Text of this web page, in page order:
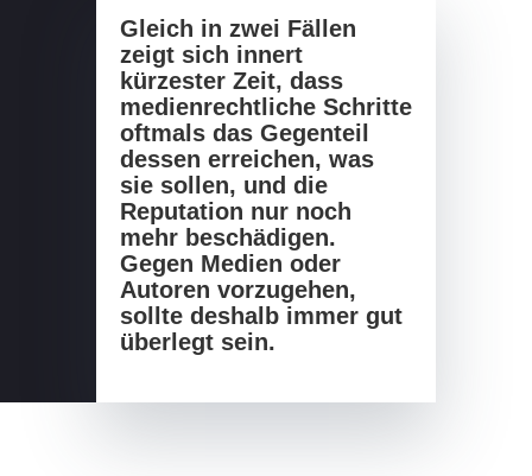
Gleich in zwei Fällen
zeigt sich innert
kürzester Zeit, dass
medienrechtliche Schritte
oftmals das Gegenteil
dessen erreichen, was
sie sollen, und die
Reputation nur noch
mehr beschädigen.
Gegen Medien oder
Autoren vorzugehen,
sollte deshalb immer gut
überlegt sein.